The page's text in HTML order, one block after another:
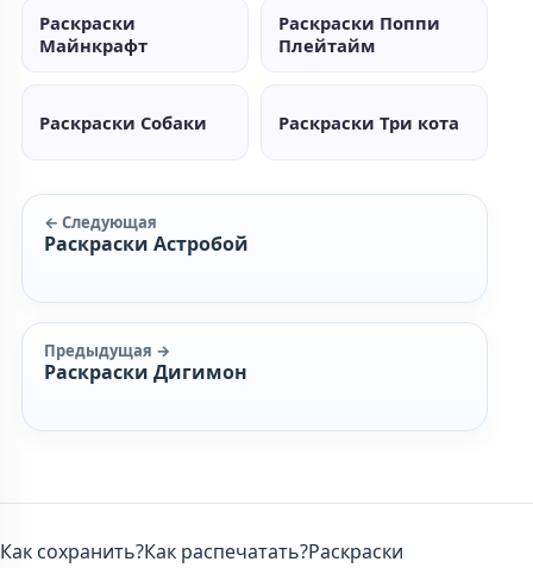
Раскраски
Майнкрафт
Раскраски Поппи
Плейтайм
Раскраски Собаки Раскраски Три кота
← Следующая
Раскраски Астробой
Предыдущая →
Раскраски Дигимон
Как сохранить?Как распечатать?Раскраски